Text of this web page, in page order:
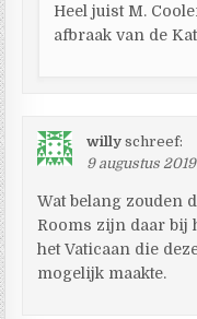
Heel juist M.
afbraak van de
willy schreef:
9 augustus
Wat belang zouden
Rooms zijn daar bij
het Vaticaan die
mogelijk maakte.